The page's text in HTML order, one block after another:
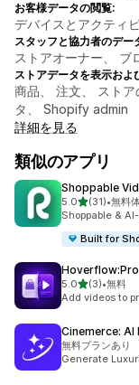
お客様データの閲覧:
デバイスとアクティ
スタッフと協力者のデー
ストアオーナー、 ブ
ストアデータを表示およ
商品、 注文、 スト
タ、 Shopify admin
詳細を見る
類似のアプリ
Shoppable
5.05つ星中
(31)
合計レビュー数
•無料
Shoppable &
Built for
5.05つ星中
(3)
合計レビュー数：
•無料
Add videos to
Cinemerce:
無料プランあり
Generate